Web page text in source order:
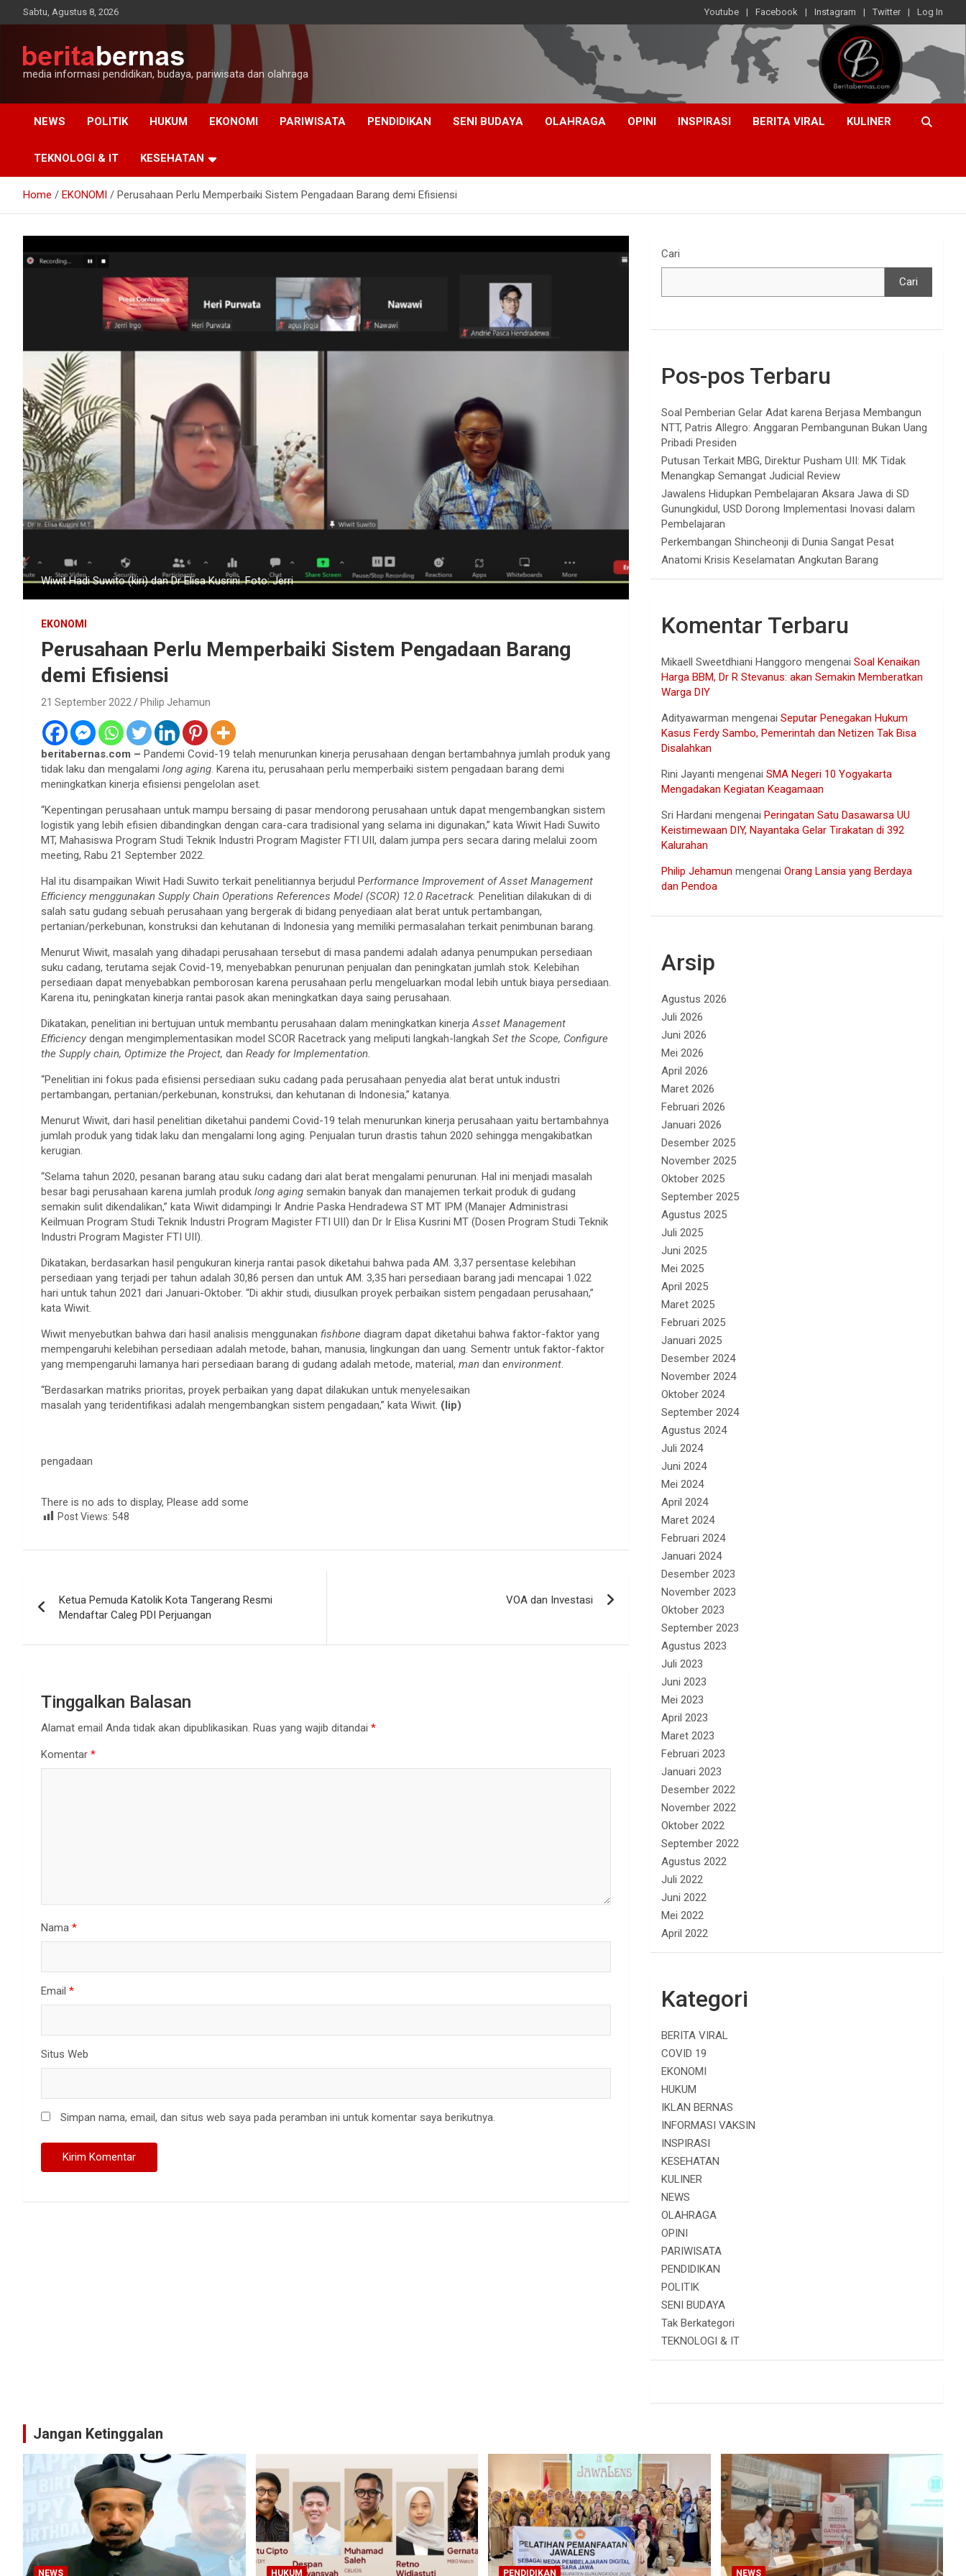
to
Sabtu, Agustus 8, 2026 Youtube Facebook Instagram Twitter Log In
media informasi pendidikan, budaya, pariwisata dan olahraga
NEWS POLITIK HUKUM EKONOMI PARIWISATA PENDIDIKAN SENI BUDAYA OLAHRAGA OPINI INSPIRASI BERITA VIRAL KULINER
TEKNOLOGI & IT KESEHATAN
Home EKONOMI Perusahaan Perlu Memperbaiki Sistem Pengadaan Barang demi Efisiensi
Wiwit Hadi Suwito (kiri) dan Dr Elisa Kusrini. Foto: Jerri
EKONOMI
Perusahaan Perlu Memperbaiki Sistem Pengadaan Barang
demi Efisiensi
21 September 2022 Philip Jehamun
beritabernas.com – Pandemi Covid-19 telah menurunkan kinerja perusahaan dengan bertambahnya jumlah produk yang
tidak laku dan mengalami long aging. Karena itu, perusahaan perlu memperbaiki sistem pengadaan barang demi
meningkatkan kinerja efisiensi pengelolan aset.
“Kepentingan perusahaan untuk mampu bersaing di pasar mendorong perusahaan untuk dapat mengembangkan sistem
logistik yang lebih efisien dibandingkan dengan cara-cara tradisional yang selama ini digunakan,” kata Wiwit Hadi Suwito
MT, Mahasiswa Program Studi Teknik Industri Program Magister FTI UII, dalam jumpa pers secara daring melalui zoom
meeting, Rabu 21 September 2022.
Hal itu disampaikan Wiwit Hadi Suwito terkait penelitiannya berjudul Performance Improvement of Asset Management
Efficiency menggunakan Supply Chain Operations References Model (SCOR) 12.0 Racetrack. Penelitian dilakukan di di
salah satu gudang sebuah perusahaan yang bergerak di bidang penyediaan alat berat untuk pertambangan,
pertanian/perkebunan, konstruksi dan kehutanan di Indonesia yang memiliki permasalahan terkait penimbunan barang.
Menurut Wiwit, masalah yang dihadapi perusahaan tersebut di masa pandemi adalah adanya penumpukan persediaan
suku cadang, terutama sejak Covid-19, menyebabkan penurunan penjualan dan peningkatan jumlah stok. Kelebihan
persediaan dapat menyebabkan pemborosan karena perusahaan perlu mengeluarkan modal lebih untuk biaya persediaan.
Karena itu, peningkatan kinerja rantai pasok akan meningkatkan daya saing perusahaan.
Dikatakan, penelitian ini bertujuan untuk membantu perusahaan dalam meningkatkan kinerjaAsset Management
Efficiency dengan mengimplementasikan model SCOR Racetrack yang meliputi langkah-langkah Set the Scope, Configure
the Supply chain, Optimize the Project, dan Ready for Implementation.
“Penelitian ini fokus pada efisiensi persediaan suku cadang pada perusahaan penyedia alat berat untuk industri
pertambangan, pertanian/perkebunan, konstruksi, dan kehutanan di Indonesia,” katanya.
Menurut Wiwit, dari hasil penelitian diketahui pandemi Covid-19 telah menurunkan kinerja perusahaan yaitu bertambahnya
jumlah produk yang tidak laku dan mengalami long aging. Penjualan turun drastis tahun 2020 sehingga mengakibatkan
kerugian.
“Selama tahun 2020, pesanan barang atau suku cadang dari alat berat mengalami penurunan. Hal ini menjadi masalah
besar bagi perusahaan karena jumlah produk long aging semakin banyak dan manajemen terkait produk di gudang
semakin sulit dikendalikan,” kata Wiwit didampingi Ir Andrie Paska Hendradewa ST MT IPM (Manajer Administrasi
Keilmuan Program Studi Teknik Industri Program Magister FTI UII) dan Dr Ir Elisa Kusrini MT (Dosen Program Studi Teknik
Industri Program Magister FTI UII).
Dikatakan, berdasarkan hasil pengukuran kinerja rantai pasok diketahui bahwa pada AM. 3,37 persentase kelebihan
persediaan yang terjadi per tahun adalah 30,86 persen dan untuk AM. 3,35 hari persediaan barang jadi mencapai 1.022
hari untuk tahun 2021 dari Januari-Oktober. “Di akhir studi, diusulkan proyek perbaikan sistem pengadaan perusahaan,”
kata Wiwit.
Wiwit menyebutkan bahwa dari hasil analisis menggunakan fishbone diagram dapat diketahui bahwa faktor-faktor yang
mempengaruhi kelebihan persediaan adalah metode, bahan, manusia, lingkungan dan uang. Sementr untuk faktor-faktor
yang mempengaruhi lamanya hari persediaan barang di gudang adalah metode, material, man dan environment.
“Berdasarkan matriks prioritas, proyek perbaikan yang dapat dilakukan untuk menyelesaikan
masalah yang teridentifikasi adalah mengembangkan sistem pengadaan,” kata Wiwit. (lip)
pengadaan
There is no ads to display, Please add some
Post Views: 548
pos
Ketua Pemuda Katolik Kota Tangerang Resmi
Mendaftar Caleg PDI Perjuangan
VOA dan Investasi
Tinggalkan Balasan
Alamat email Anda tidak akan dipublikasikan. Ruas yang wajib ditandai *
Komentar *
Nama *
Email *
Situs Web
Simpan nama, email, dan situs web saya pada peramban ini untuk komentar saya berikutnya.
Cari
Cari
Pos-pos Terbaru
Soal Pemberian Gelar Adat karena Berjasa Membangun
NTT, Patris Allegro: Anggaran Pembangunan Bukan Uang
Pribadi Presiden
Putusan Terkait MBG, Direktur Pusham UII: MK Tidak
Menangkap Semangat Judicial Review
Jawalens Hidupkan Pembelajaran Aksara Jawa di SD
Gunungkidul, USD Dorong Implementasi Inovasi dalam
Pembelajaran
Perkembangan Shincheonji di Dunia Sangat Pesat
Anatomi Krisis Keselamatan Angkutan Barang
Komentar Terbaru
Mikaell Sweetdhiani Hanggoro mengenaiSoal Kenaikan
Harga BBM, Dr R Stevanus: akan Semakin Memberatkan
Warga DIY
Adityawarman mengenaiSeputar Penegakan Hukum
Kasus Ferdy Sambo, Pemerintah dan Netizen Tak Bisa
Disalahkan
Rini Jayanti mengenaiSMA Negeri 10 Yogyakarta
Mengadakan Kegiatan Keagamaan
Sri Hardani mengenaiPeringatan Satu Dasawarsa UU
Keistimewaan DIY, Nayantaka Gelar Tirakatan di 392
Kalurahan
Philip Jehamun mengenaiOrang Lansia yang Berdaya
dan Pendoa
Arsip
Agustus 2026
Juli 2026
Juni 2026
Mei 2026
April 2026
Maret 2026
Februari 2026
Januari 2026
Desember 2025
November 2025
Oktober 2025
September 2025
Agustus 2025
Juli 2025
Juni 2025
Mei 2025
April 2025
Maret 2025
Februari 2025
Januari 2025
Desember 2024
November 2024
Oktober 2024
September 2024
Agustus 2024
Juli 2024
Juni 2024
Mei 2024
April 2024
Maret 2024
Februari 2024
Januari 2024
Desember 2023
November 2023
Oktober 2023
September 2023
Agustus 2023
Juli 2023
Juni 2023
Mei 2023
April 2023
Maret 2023
Februari 2023
Januari 2023
Desember 2022
November 2022
Oktober 2022
September 2022
Agustus 2022
Juli 2022
Juni 2022
Mei 2022
April 2022
Kategori
BERITA VIRAL
COVID 19
EKONOMI
HUKUM
IKLAN BERNAS
INFORMASI VAKSIN
INSPIRASI
KESEHATAN
KULINER
NEWS
OLAHRAGA
OPINI
PARIWISATA
PENDIDIKAN
POLITIK
SENI BUDAYA
Tak Berkategori
TEKNOLOGI & IT
Jangan Ketinggalan
NEWS HUKUM PENDIDIKAN NEWS